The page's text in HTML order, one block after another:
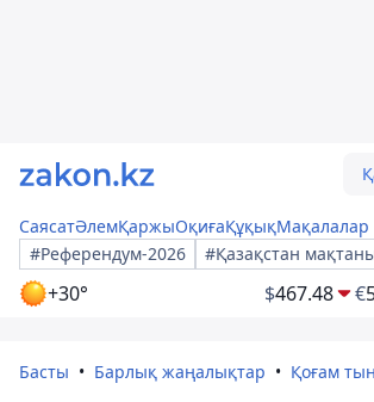
СаясатӘлемҚаржыОқиғаҚұқықМақалалар
#Референдум-2026
#Қазақстан
+30° $467.48 €
Басты Барлық жаңалықтар Қоғам